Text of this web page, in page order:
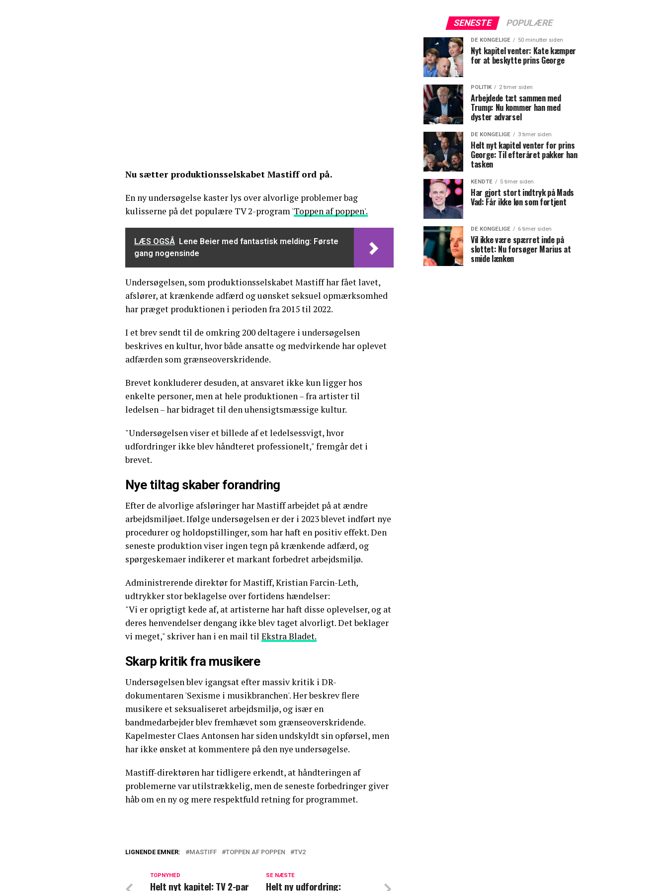
Nu sætter produktionsselskabet Mastiff ord på.
En ny undersøgelse kaster lys over alvorlige problemer bag
kulisserne på det populære TV 2-program 'Toppen af poppen'.
LÆS OGSÅ Lene Beier med fantastisk melding: Første
gang nogensinde
Undersøgelsen, som produktionsselskabet Mastiff har fået lavet,
afslører, at krænkende adfærd og uønsket seksuel opmærksomhed
har præget produktionen i perioden fra 2015 til 2022.
I et brev sendt til de omkring 200 deltagere i undersøgelsen
beskrives en kultur, hvor både ansatte og medvirkende har oplevet
adfærden som grænseoverskridende.
Brevet konkluderer desuden, at ansvaret ikke kun ligger hos
enkelte personer, men at hele produktionen – fra artister til
ledelsen – har bidraget til den uhensigtsmæssige kultur.
"Undersøgelsen viser et billede af et ledelsessvigt, hvor
udfordringer ikke blev håndteret professionelt," fremgår det i
brevet.
Nye tiltag skaber forandring
Efter de alvorlige afsløringer har Mastiff arbejdet på at ændre
arbejdsmiljøet. Ifølge undersøgelsen er der i 2023 blevet indført nye
procedurer og holdopstillinger, som har haft en positiv effekt. Den
seneste produktion viser ingen tegn på krænkende adfærd, og
spørgeskemaer indikerer et markant forbedret arbejdsmiljø.
Administrerende direktør for Mastiff, Kristian Farcin-Leth,
udtrykker stor beklagelse over fortidens hændelser:
"Vi er oprigtigt kede af, at artisterne har haft disse oplevelser, og at
deres henvendelser dengang ikke blev taget alvorligt. Det beklager
vi meget," skriver han i en mail til Ekstra Bladet.
Skarp kritik fra musikere
Undersøgelsen blev igangsat efter massiv kritik i DR-
dokumentaren 'Sexisme i musikbranchen'. Her beskrev flere
musikere et seksualiseret arbejdsmiljø, og især en
bandmedarbejder blev fremhævet som grænseoverskridende.
Kapelmester Claes Antonsen har siden undskyldt sin opførsel, men
har ikke ønsket at kommentere på den nye undersøgelse.
Mastiff-direktøren har tidligere erkendt, at håndteringen af
problemerne var utilstrækkelig, men de seneste forbedringer giver
håb om en ny og mere respektfuld retning for programmet.
Nu kan du bestemme: Hvilken er Danmarks bedste tv-
LIGNENDE EMNER: MASTIFF TOPPEN AF POPPEN TV2
SE NÆSTE
Helt ny udfordring:
TOPNYHED
Helt nyt kapitel: TV 2-par
SENESTE POPULÆRE
DE KONGELIGE 50 minutter siden
Nyt kapitel venter: Kate kæmper
for at beskytte prins George
POLITIK 2 timer siden
Arbejdede tæt sammen med
Trump: Nu kommer han med
dyster advarsel
DE KONGELIGE 3 timer siden
Helt nyt kapitel venter for prins
George: Til efteråret pakker han
tasken
KENDTE 5 timer siden
Har gjort stort indtryk på Mads
Vad: Får ikke løn som fortjent
DE KONGELIGE 6 timer siden
Vil ikke være spærret inde på
slottet: Nu forsøger Marius at
smide lænken